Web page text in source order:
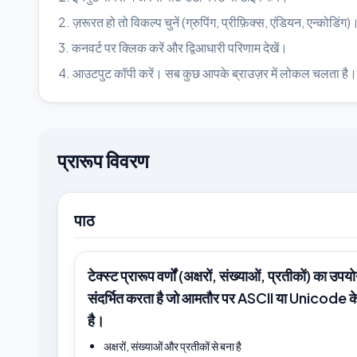
ज़रूरत हो तो विकल्प चुनें (ग्रुपिंग, प्रीफ़िक्स, एंडियन,
कनवर्ट पर क्लिक करें और द्विआधारी परिणाम देखें।
आउटपुट कॉपी करें। सब कुछ आपके ब्राउज़र में लोकल चलता है।
प्रारूप विवरण
पाठ
टेक्स्ट प्रारूप वर्णों (अक्षरों, संख्याओं, प्रतीकों) का
संदर्भित करता है जो आमतौर पर ASCII या Unicode
है।
अक्षरों, संख्याओं और प्रतीकों से बना है